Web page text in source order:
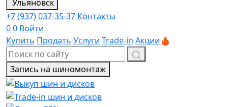
Ульяновск
+7 (937) 037-35-37 Контакты
00 Войти
Купить Продать Услуги Trade-in Акции
Запись на шиномонтаж